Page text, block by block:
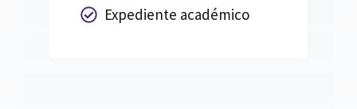
Expediente académico